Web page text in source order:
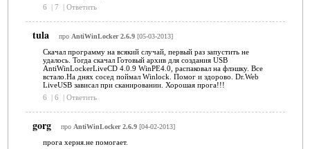
6
| 7 | Ответить
tula про AntiWinLocker 2.6.9[05-03-2013]
Скачал программу на всякий случай, первый раз запустить не
удалось. Тогда скачал Готовый архив для создания USB
AntiWinLockerLiveCD 4.0.9 WinPE4.0, распаковал на флэшку. Все
встало.На днях сосед поймал Winlock. Помог и здорово. Dr.Web
LiveUSB зависал при сканировании. Хорошая прога!!!
6
| 6 | Ответить
gorg про AntiWinLocker 2.6.9[04-02-2013]
прога херня.не помогает.